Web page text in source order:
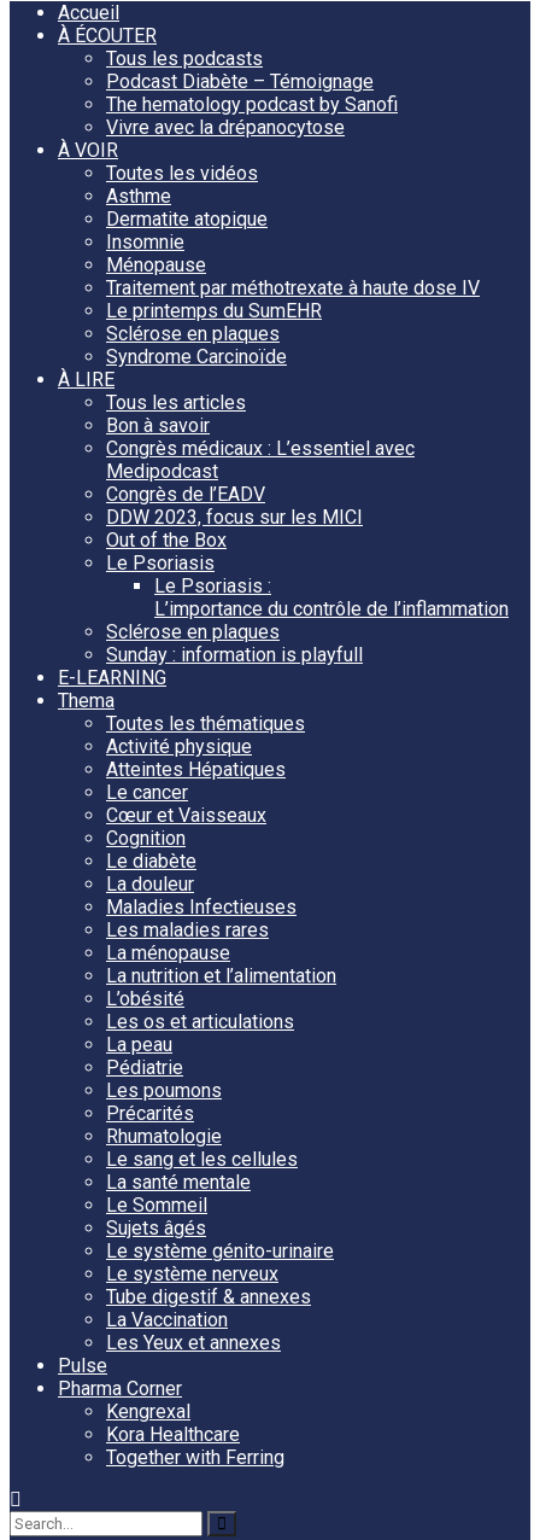
Accueil
À ÉCOUTER
Tous les podcasts
Podcast Diabète – Témoignage
The hematology podcast by Sanofi
Vivre avec la drépanocytose
À VOIR
Toutes les vidéos
Asthme
Dermatite atopique
Insomnie
Ménopause
Traitement par méthotrexate à haute dose IV
Le printemps du SumEHR
Sclérose en plaques
Syndrome Carcinoïde
À LIRE
Tous les articles
Bon à savoir
Congrès médicaux : L’essentiel avec
Medipodcast
Congrès de l’EADV
DDW 2023, focus sur les MICI
Out of the Box
Le Psoriasis
Le Psoriasis :
L’importance du contrôle de l’inflammation
Sclérose en plaques
Sunday : information is playfull
E-LEARNING
Thema
Toutes les thématiques
Activité physique
Atteintes Hépatiques
Le cancer
Cœur et Vaisseaux
Cognition
Le diabète
La douleur
Maladies Infectieuses
Les maladies rares
La ménopause
La nutrition et l’alimentation
L’obésité
Les os et articulations
La peau
Pédiatrie
Les poumons
Précarités
Rhumatologie
Le sang et les cellules
La santé mentale
Le Sommeil
Sujets âgés
Le système génito-urinaire
Le système nerveux
Tube digestif & annexes
La Vaccination
Les Yeux et annexes
Pulse
Pharma Corner
Kengrexal
Kora Healthcare
Together with Ferring